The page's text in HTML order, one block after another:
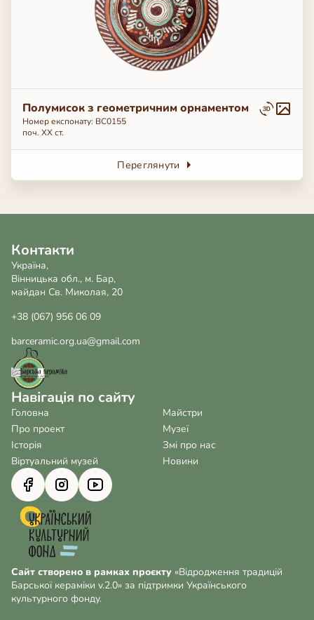
Полумисок з геометричним орнаментом
Номер експонату: ВС0155
поч. ХХ ст.
Переглянути
Контакти
Україна,
Вінницька обл., м. Бар,
майдан Св. Миколая, 20
+38 (067) 956 06 09
barceramic.org.ua@gmail.com
Навігація по сайту
Головна
Про проект
Історія
Віртуальний музей
Майстри
Музеї
Змі про нас
Новини
Сайт створено в рамках проєкту «Відродження традицій
Барської кераміки v.2.0» за підтримки Українського
культурного фонду.